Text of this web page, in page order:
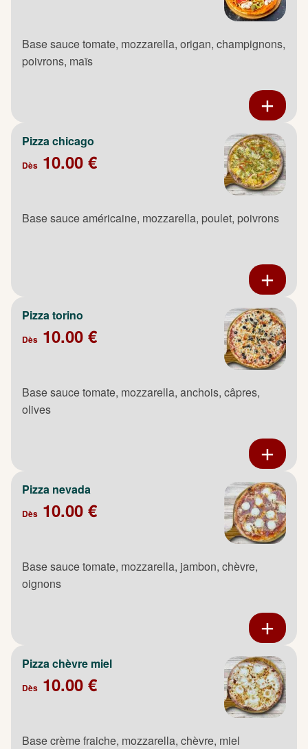
Base sauce tomate, mozzarella, origan, champignons,
poivrons, maïs
Pizza chicago
Dès 10.00 €
Base sauce américaine, mozzarella, poulet, poivrons
Pizza torino
Dès 10.00 €
Base sauce tomate, mozzarella, anchois, câpres,
olives
Pizza nevada
Dès 10.00 €
Base sauce tomate, mozzarella, jambon, chèvre,
oignons
Pizza chèvre miel
Dès 10.00 €
Base crème fraiche, mozzarella, chèvre, miel